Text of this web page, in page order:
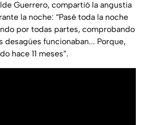
Guerrero, compartió la angustia
la noche: “Pasé toda la noche
por todas partes, comprobando
desagües funcionaban... Porque,
hace 11 meses”.